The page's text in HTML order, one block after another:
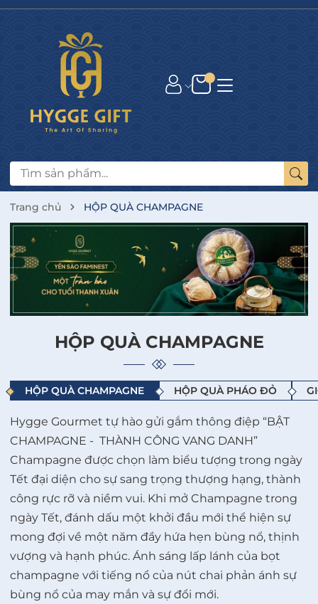
Trang chủ HỘP QUÀ CHAMPAGNE
HỘP QUÀ CHAMPAGNE
HỘP QUÀ CHAMPAGNE HỘP QUÀ PHÁO ĐỎ
Hygge Gourmet tự hào gửi gắm thông điệp “BẬT
CHAMPAGNE - THÀNH CÔNG VANG DANH”
Champagne được chọn làm biểu tượng trong ngày
Tết đại diện cho sự sang trọng thượng hạng, thành
công rực rỡ và niềm vui. Khi mở Champagne trong
ngày Tết, đánh dấu một khởi đầu mới thể hiện sự
mong đợi về một năm đầy hứa hẹn bùng nổ, thịnh
vượng và hạnh phúc. Ánh sáng lấp lánh của bọt
champagne với tiếng nổ của nút chai phản ánh sự
bùng nổ của may mắn và sự đổi mới.